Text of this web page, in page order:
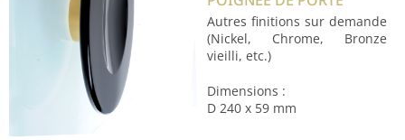
Autres finitions sur demande
(Nickel, Chrome, Bronze
vieilli, etc.)
Dimensions :
D 240 x 59 mm